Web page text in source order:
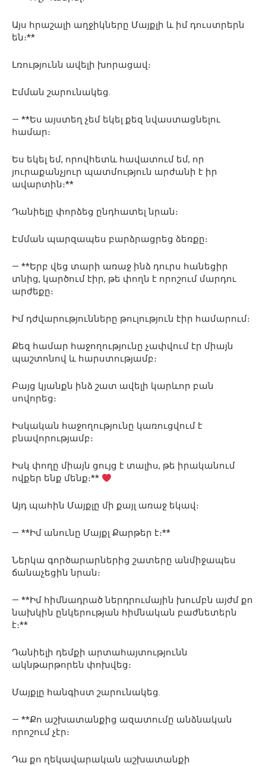
Այս հրաշալի աղջիկները Մայքլի և իմ դուստրերն
են։**
Լռությունն ավելի խորացավ։
Էմման շարունակեց.
— **Ես այստեղ չեմ եկել քեզ նվաստացնելու
համար։
Ես եկել եմ, որովհետև հավատում եմ, որ
յուրաքանչյուր պատմություն արժանի է իր
ավարտին։**
Դանիելը փորձեց ընդհատել նրան։
Էմման պարզապես բարձրացրեց ձեռքը։
— **Երբ վեց տարի առաջ ինձ դուրս հանեցիր
տնից, կարծում էիր, թե փողն է որոշում մարդու
արժեքը։
Իմ դժվարությունները թուլություն էիր համարում։
Քեզ համար հաջողությունը չափվում էր միայն
պաշտոնով և հարստությամբ։
Բայց կյանքն ինձ շատ ավելի կարևոր բան
սովորեց։
Իսկական հաջողությունը կառուցվում է
բնավորությամբ։
Իսկ փողը միայն ցույց է տալիս, թե իրականում
ովքեր ենք մենք։**
Այդ պահին Մայքլը մի քայլ առաջ եկավ։
— **Իմ անունը Մայքլ Քարթեր է։**
Ներկա գործարարներից շատերը անմիջապես
ճանաչեցին նրան։
— **Իմ հիմնադրած ներդրումային խումբն այժմ քո
նախկին ընկերության հիմնական բաժնետերն
է։**
Դանիելի դեմքի արտահայտությունն
ակնթարթորեն փոխվեց։
Մայքլը հանգիստ շարունակեց.
— **Քո աշխատանքից ազատումը անձնական
որոշում չէր։
Դա քո ղեկավարական աշխատանքի